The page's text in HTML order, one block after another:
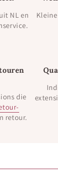
NL en
die
retour.